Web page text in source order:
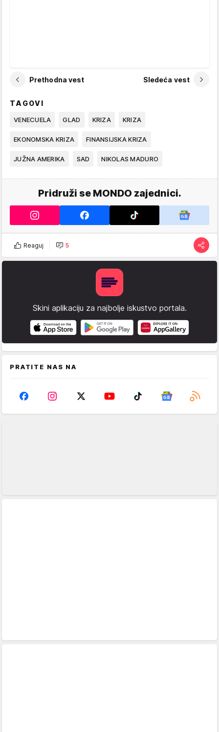
Prethodna vest Sledeća vest
TAGOVI
VENECUELA GLAD KRIZA KRIZA
EKONOMSKA KRIZA FINANSIJSKA KRIZA
JUŽNA AMERIKA SAD NIKOLAS MADURO
Pridruži se MONDO zajednici.
Reaguj 5
Skini aplikaciju za najbolje iskustvo portala.
PRATITE NAS NA